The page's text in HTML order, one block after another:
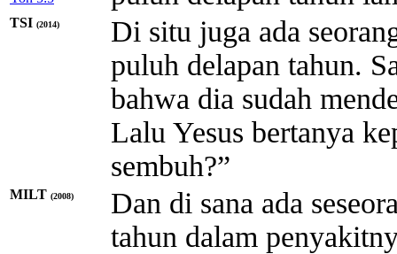
TSI (2014)
Di situ juga ada
puluh delapan tahun.
bahwa dia sudah
Lalu Yesus bertanya
sembuh?”
MILT (2008)
Dan di sana ada
tahun dalam